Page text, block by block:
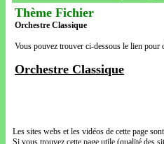
Thème Fichier
Orchestre Classique
Vous pouvez trouver ci-dessous le lien pour
Orchestre Classique
Les sites webs et les vidéos de cette page
Si vous trouvez cette page utile (qualité des